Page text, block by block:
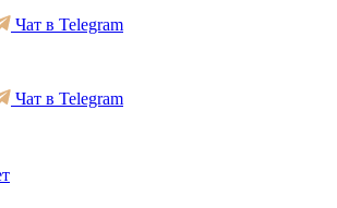
Чат в Telegram
Чат в Telegram